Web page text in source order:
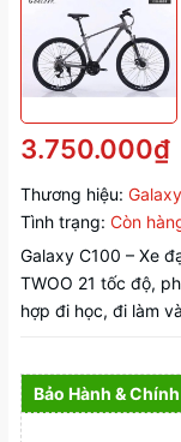
3.750.000₫
Thương hiệu: Galaxy
Tình trạng: Còn
Galaxy C100 – Xe
TWOO 21 tốc độ,
hợp đi học, đi làm
Bảo Hành &